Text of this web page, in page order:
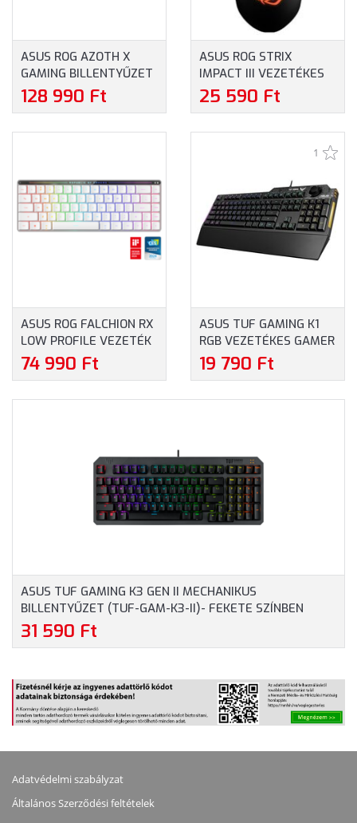
ASUS ROG AZOTH X
GAMING BILLENTYŰZET
- MAGYAR KIOSZTÁS
(ROG AZOTH X HU) -
128 990 Ft
ASUS ROG STRIX
IMPACT III VEZETÉKES
GAMING EGÉR - FEKETE
SZÍNBEN
25 590 Ft
ASUS ROG FALCHION RX
LOW PROFILE VEZETÉK
NÉLKÜLI BILLENTYŰZET
- FEHÉR SZÍNBEN
74 990 Ft
1
ASUS TUF GAMING K1
RGB VEZETÉKES GAMER
BILLENTYŰZET MAGYAR
KIOSZTÁS (90MP01X0-
19 790 Ft
ASUS TUF GAMING K3 GEN II MECHANIKUS
BILLENTYŰZET (TUF-GAM-K3-II)- FEKETE SZÍNBEN
31 590 Ft
Adatvédelmi szabályzat
Általános Szerződési feltételek